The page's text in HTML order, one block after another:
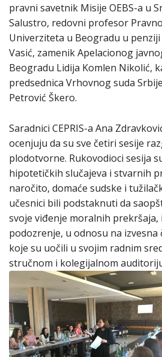
pravni savetnik Misije OEBS-a u
Salustro, redovni profesor
Univerziteta u Beogradu u penziji
Vasić, zamenik Apelacionog
Beogradu Lidija Komlen Nikolić,
predsednica Vrhovnog suda
Petrović Škero.
Saradnici CEPRIS-a Ana
ocenjuju da su sve četiri sesije
plodotvorne. Rukovodioci sesija
hipotetičkih slučajeva i stvarnih
naročito, domaće sudske i
učesnici bili podstaknuti da
svoje viđenje moralnih prekršaja,
podozrenje, u odnosu na izvesna
koje su uočili u svojim radnim
stručnom i kolegijalnom